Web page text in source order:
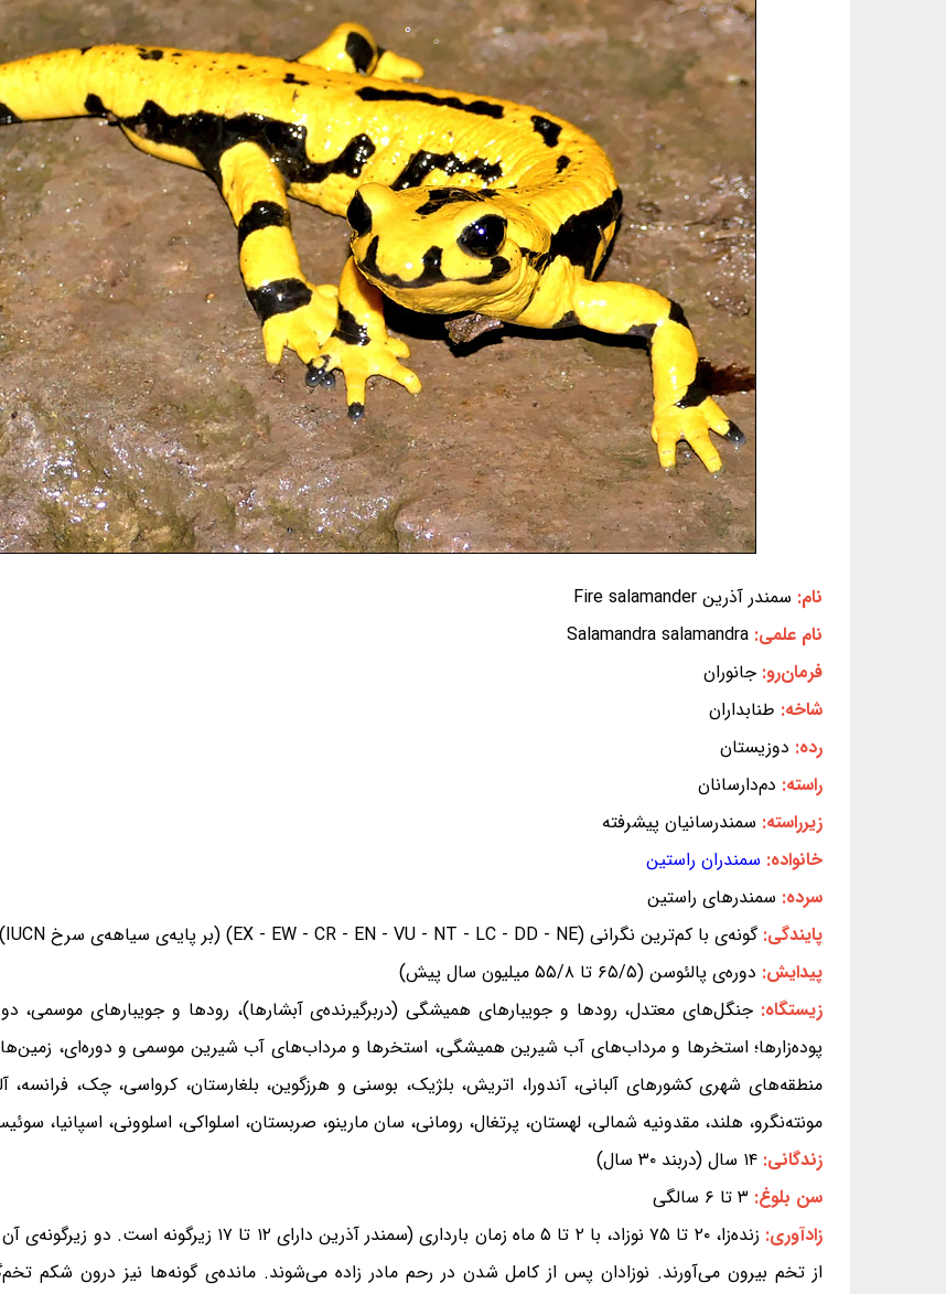
نام: سمندر آذرین Fire salamander
نام علمی: Salamandra salamandra
فرمان‌رو: جانوران
شاخه: طنابداران
رده: دوزیستان
راسته: دم‌دارسانان
زیرراسته: سمندرسانیان پیشرفته
خانواده: سمندران راستین
سرده: سمندرهای راستین
پایندگی:گونه‌ی با کم‌ترین نگرانی (EX - EW - CR - EN - VU - NT - LC - DD - NE) (بر پایه‌ی سیاهه‌ی سرخ IUCN)
پیدایش: دوره‌ی پالئوسن (۶۵/۵ تا ۵۵/۸ میلیون سال پیش)
زیستگاه: جنگل‌های معتدل، رودها و جویبارهای همیشگی (دربرگیرنده‌ی آبشارها)، رودها و جویبارهای موسمی،
پوده‌زارها؛ استخرها و مرداب‌های آب شیرین همیشگی، استخرها و مرداب‌های آب شیرین موسمی و دوره‌ای،
منطقه‌های شهری کشورهای آلبانی، آندورا، اتریش، بلژیک، بوسنی و هرزگوین، بلغارستان، کرواسی، چک، فرانسه،
مونته‌نگرو، هلند، مقدونیه شمالی، لهستان، پرتغال، رومانی، سان مارینو، صربستان، اسلواکی، اسلوونی، اسپانیا،
زندگانی: ۱۴ سال (دربند ۳۰ سال)
سن بلوغ: ۳ تا ۶ سالگی
زادآوری:
زنده‌زا، ۲۰ تا ۷۵ نوزاد، با ۲ تا ۵ ماه زمان بارداری
از تخم بيرون مى‌آورند. نوزادان پس از کامل شدن در رحم مادر زاده می‌شوند. مانده‌ی گونه‌ها نیز درون شکم